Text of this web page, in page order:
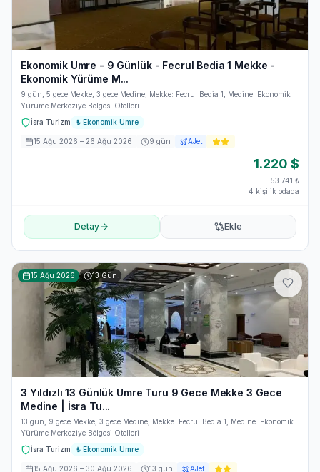
Ekonomik Umre - 9 Günlük - Fecrul Bedia 1 Mekke -
Ekonomik Yürüme M...
9 gün, 5 gece Mekke, 3 gece Medine, Mekke: Fecrul Bedia 1, Medine: Ekonomik
Yürüme Merkeziye Bölgesi Otelleri
İsra Turizm
₺ Ekonomik Umre
15 Ağu 2026 – 26 Ağu 2026 9 gün AJet
1.220 $
53.741 ₺
4 kişilik odada
Detay Ekle
15 Ağu 2026 13Gün
3 Yıldızlı 13 Günlük Umre Turu 9 Gece Mekke 3 Gece
Medine | İsra Tu...
13 gün, 9 gece Mekke, 3 gece Medine, Mekke: Fecrul Bedia 1, Medine: Ekonomik
Yürüme Merkeziye Bölgesi Otelleri
İsra Turizm
₺ Ekonomik Umre
15 Ağu 2026 – 30 Ağu 2026 13 gün AJet